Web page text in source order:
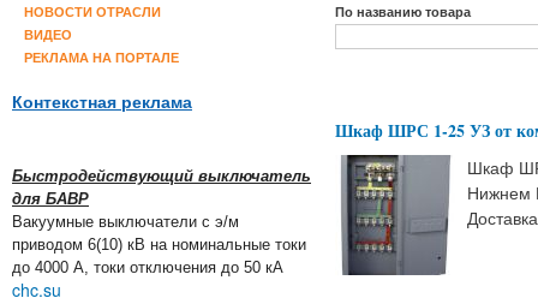
НОВОСТИ ОТРАСЛИ
ВИДЕО
РЕКЛАМА НА ПОРТАЛЕ
Контекстная реклама
Быстродействующий выключатель
для БАВР
Вакуумные выключатели с э/м
приводом 6(10) кВ на номинальные токи
до 4000 А, токи отключения до 50 кА
chc.su
По названию товара
Шкаф ШРС 1-25 УЗ от
Шкаф
Нижнем